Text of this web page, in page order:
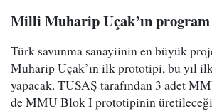
Milli Muharip Uçak’ın program
Türk savunma sanayiinin en büyük
Muharip Uçak’ın ilk prototipi, bu yıl
yapacak. TUSAŞ tarafından 3 adet
de MMU Blok I prototipinin